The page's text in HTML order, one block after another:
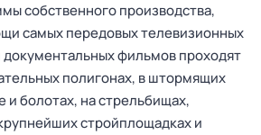
собственного производства,
самых передовых телевизионных
фильмов проходят
полигонах, в штормящих
и болотах, на стрельбищах,
стройплощадках и